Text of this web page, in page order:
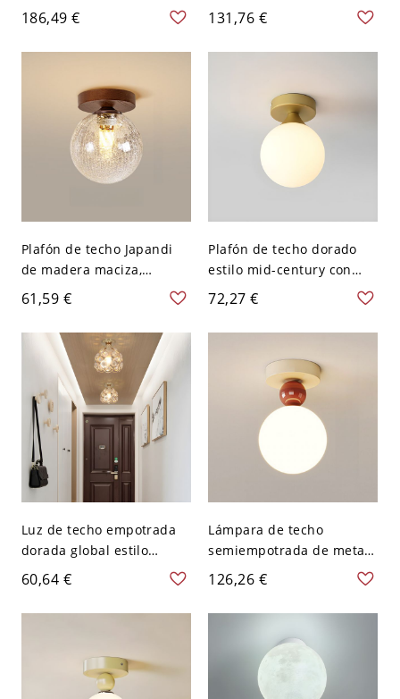
cepillado, luminaria
geométrica dorada con
pantalla de vidrio - 1 110
186,49 €
pantalla tipo hongo de
vidrio crema con detalles
de latón, luminaria
dormitorio o recibidor -
110 A 120 V Globo Color
131,76 €
Plafón de techo Japandi
de madera maciza,
luminaria con pantalla de
vidrio texturizado para
pasillo y dormitorio - 110
A 120 V Globo
61,59 €
Plafón de techo dorado
estilo mid-century con
pantalla de vidrio de
doble capa para pasillo y
entrada - 110 A 120 V
72,27 €
Luz de techo empotrada
dorada global estilo
simple cristal cerca del
techo - Dorado 110 A 120
V Globo
60,64 €
Lámpara de techo
semiempotrada de metal
con 1 luz bi-pin elegante
con pantalla de resina y
cableado eléctrico directo,
café/rojo
126,26 €